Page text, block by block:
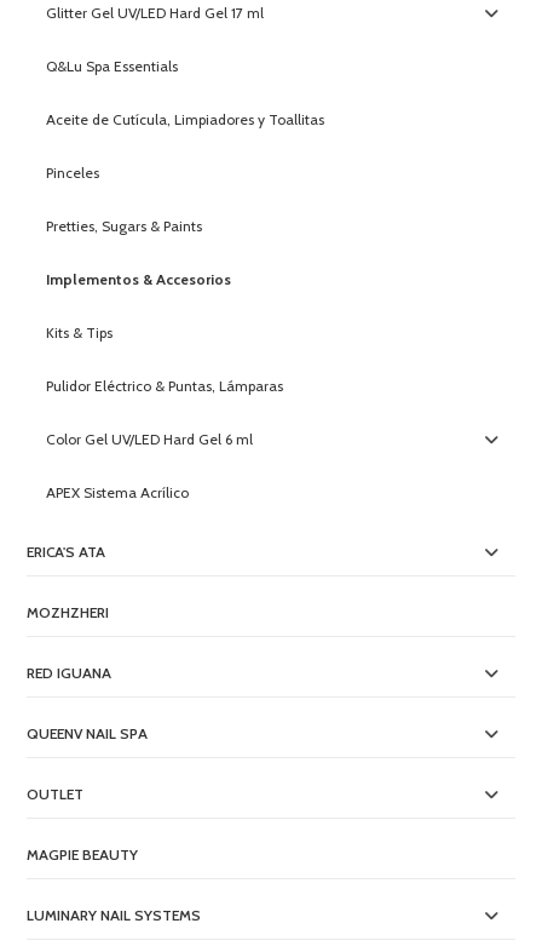
Glitter Gel UV/LED Hard Gel 17 ml
Q&Lu Spa Essentials
Aceite de Cutícula, Limpiadores y Toallitas
Pinceles
Pretties, Sugars & Paints
Implementos & Accesorios
Kits & Tips
Pulidor Eléctrico & Puntas, Lámparas
Color Gel UV/LED Hard Gel 6 ml
APEX Sistema Acrílico
ERICA'S ATA
MOZHZHERI
RED IGUANA
QUEENV NAIL SPA
OUTLET
MAGPIE BEAUTY
LUMINARY NAIL SYSTEMS